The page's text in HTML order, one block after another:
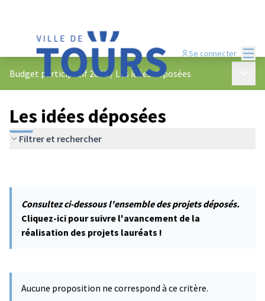
Se connecter
Budget participatif 2022/ Les idées déposées
Les idées déposées
Filtrer et rechercher
Consultez ci-dessous l'ensemble des projets déposés.
Cliquez-ici pour suivre l'avancement de la
réalisation des projets lauréats !
Aucune proposition ne correspond à ce critère.